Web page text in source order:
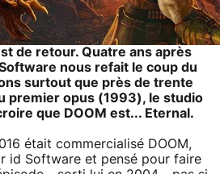
de retour. Quatre ans après
nous refait le coup du
surtout que près de trente
premier opus (1993), le studio
que DOOM est... Eternal.
était commercialisé DOOM,
id Software et pensé pour faire